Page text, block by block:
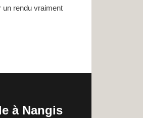
rendu vraiment
à Nangis